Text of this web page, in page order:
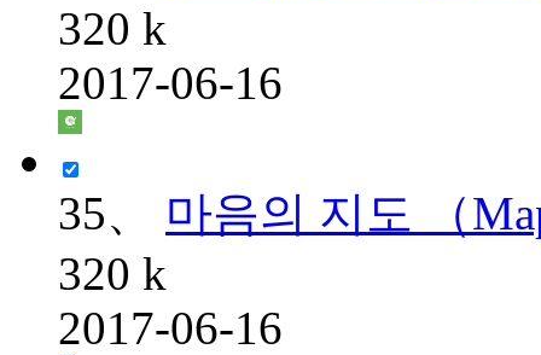
320 k
2017-06-16
35、
마음의 지도 （
320 k
2017-06-16